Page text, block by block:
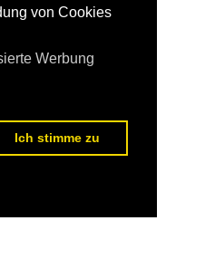
von Cookies
Werbung
Ich stimme zu